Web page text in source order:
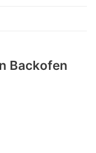
Backofen